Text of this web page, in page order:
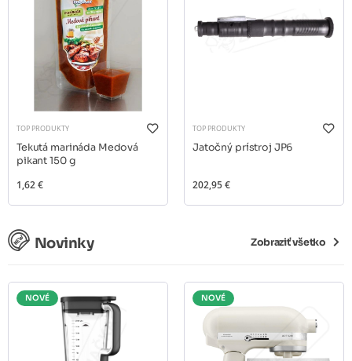
TOP PRODUKTY
Tekutá marináda Medová
pikant 150 g
1,62 €
TOP PRODUKTY
Jatočný prístroj JP6
202,95 €
Novinky Zobraziť všetko
NOVÉ NOVÉ